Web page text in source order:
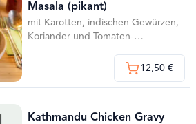
Masala (pikant)
mit Karotten, indischen Gewürzen,
Koriander und Tomaten-
12,50 €
Kathmandu Chicken Gravy